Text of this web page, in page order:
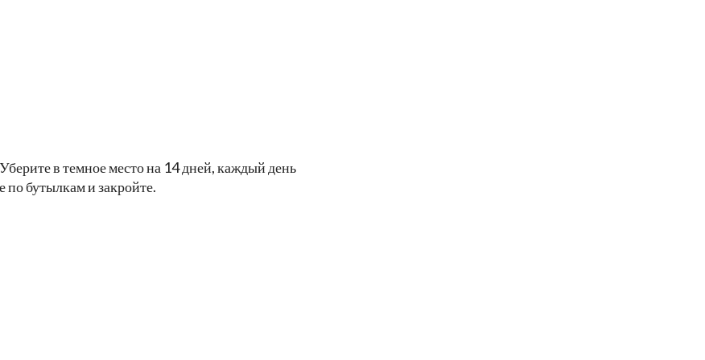
в темное место на 14 дней, каждый день
по бутылкам и закройте.